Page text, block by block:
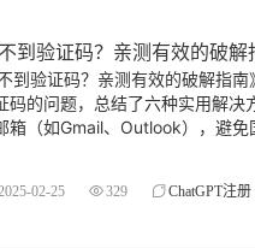
到验证码？亲测有效的破解
到验证码？亲测有效的破解指南
码的问题，总结了六种实用解决
箱（如Gmail、Outlook），避免
02-25 329 ChatGPT注册